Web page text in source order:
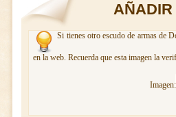
AÑADIR
Si tienes otro escudo de armas de
en la web. Recuerda que esta imagen la
Imagen: